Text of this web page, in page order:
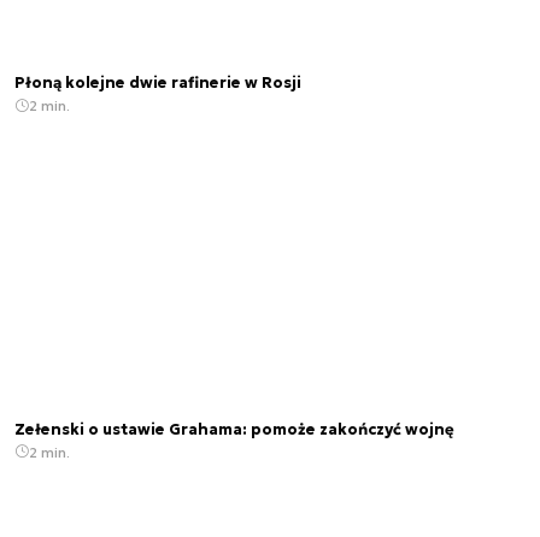
Płoną kolejne dwie rafinerie w Rosji
2 min.
Zełenski o ustawie Grahama: pomoże zakończyć wojnę
2 min.